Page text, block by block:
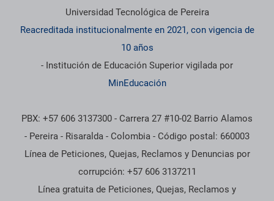
Información institucional
Universidad Tecnológica de Pereira
Reacreditada institucionalmente en 2021, con vigencia de
10 años
- Institución de Educación Superior vigilada por
MinEducación
PBX: +57 606 3137300 - Carrera 27 #10-02 Barrio Alamos
- Pereira - Risaralda - Colombia - Código postal: 660003
Línea de Peticiones, Quejas, Reclamos y Denuncias por
corrupción: +57 606 3137211
Línea gratuita de Peticiones, Quejas, Reclamos y